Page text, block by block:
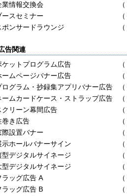
業情報交換会
ースセミナー
ポンサードラウンジ
告関連
ケットプログラム広告
ームページバナー広告
ログラム・抄録集アプリバナー広告
ームカードケース・ストラップ広告
クリーン幕間広告
巻き広告
際設置バナー
示ホールバナーサイン
型デジタルサイネージ
型デジタルサイネージ
ラッグ広告 A
ラッグ広告 B